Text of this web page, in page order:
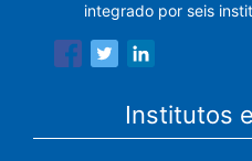
integrado por seis
Institutos